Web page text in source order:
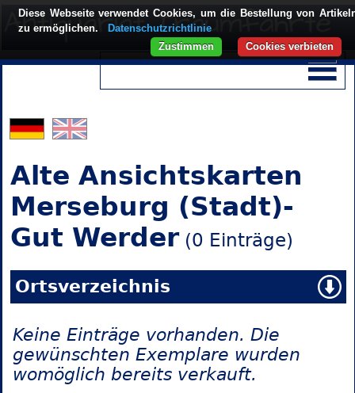
Alte Ansichtskarten
Merseburg (Stadt)-
Gut Werder(0 Einträge)
Ortsverzeichnis
Keine Einträge vorhanden. Die
gewünschten Exemplare wurden
womöglich bereits verkauft.
Diese Webseite verwendet Cookies, um die Bestellung von
zu ermöglichen.
Datenschutzrichtlinie
Cookies verbieten
Zustimmen